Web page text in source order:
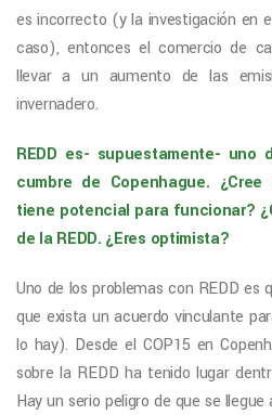
es incorrecto (y la investigación en
caso), entonces el comercio de
llevar a un aumento de las
invernadero.
REDD es- supuestamente-
cumbre de Copenhague.
tiene potencial para funcionar?
de la REDD. ¿Eres optimista?
Uno de los problemas con REDD es
que exista un acuerdo vinculante
lo hay). Desde el COP15 en
sobre la REDD ha tenido lugar
Hay un serio peligro de que se